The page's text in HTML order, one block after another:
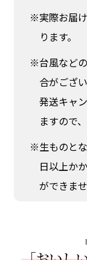
※実際お届
ります。
※台風など
合がござ
発送キャ
ますので
※生ものと
日以上か
ができませ